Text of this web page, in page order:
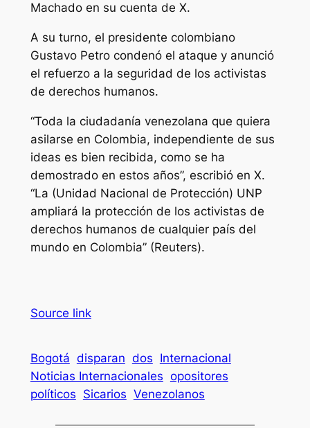
Machado en su cuenta de X.
A su turno, el presidente colombiano
Gustavo Petro condenó el ataque y anunció
el refuerzo a la seguridad de los activistas
de derechos humanos.
“Toda la ciudadanía venezolana que quiera
asilarse en Colombia, independiente de sus
ideas es bien recibida, como se ha
demostrado en estos años”, escribió en X.
“La (Unidad Nacional de Protección) UNP
ampliará la protección de los activistas de
derechos humanos de cualquier país del
mundo en Colombia” (Reuters).
Source link
Bogotá disparan dos Internacional
Noticias Internacionales opositores
políticos Sicarios Venezolanos